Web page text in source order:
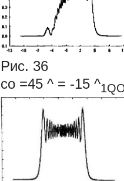
Рис. 36
со =45 ^ = -15 ^